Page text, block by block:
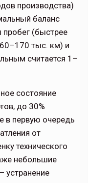
производства)
баланс
(быстрее
тыс. км) и
считается 1–
состояние
до 30%
в первую очередь
от
технического
небольшие
устранение